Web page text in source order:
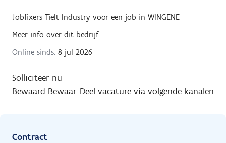
Jobfixers Tielt Industry voor een job in WINGENE
Meer info over dit bedrijf
Online sinds: 8 jul 2026
Solliciteer nu
Bewaard Bewaar Deel vacature via volgende kanalen
Contract